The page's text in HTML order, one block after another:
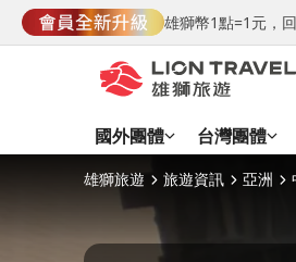
雄獅幣1點=1元，
國外團體 台灣團體
雄獅旅遊 旅遊資訊 亞洲